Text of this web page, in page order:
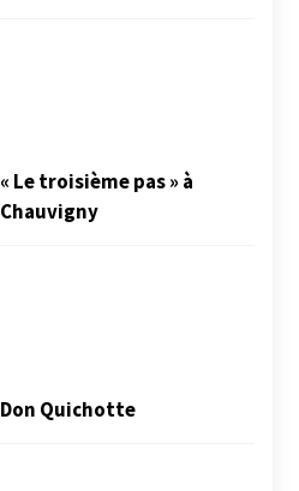
« Le troisième pas » à
Chauvigny
Don Quichotte